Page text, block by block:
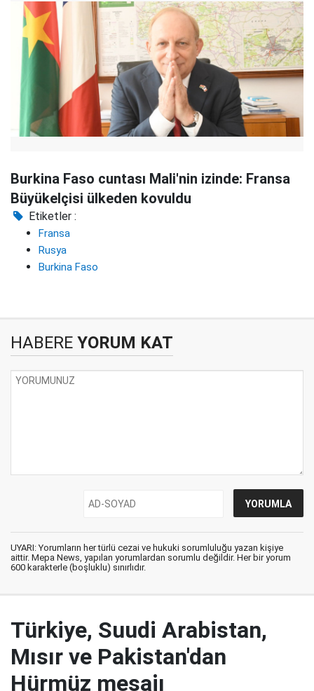
Burkina Faso cuntası Mali'nin izinde: Fransa
Büyükelçisi ülkeden kovuldu
Etiketler :
Fransa
Rusya
Burkina Faso
HABERE YORUM KAT
UYARI: Yorumların her türlü cezai ve hukuki sorumluluğu yazan kişiye
aittir. Mepa News, yapılan yorumlardan sorumlu değildir. Her bir yorum
600 karakterle (boşluklu) sınırlıdır.
Türkiye, Suudi Arabistan,
Mısır ve Pakistan'dan
Hürmüz mesajı